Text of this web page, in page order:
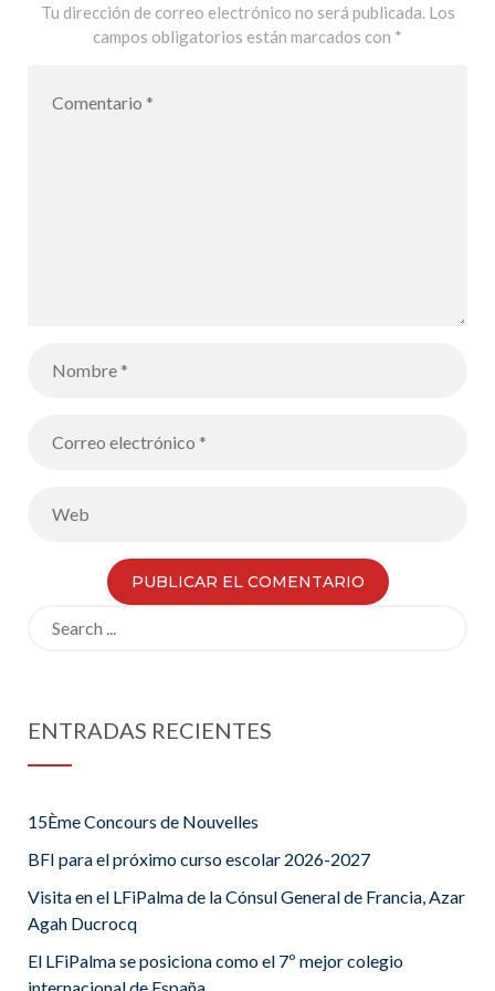
Tu dirección de correo electrónico no será publicada. Los
campos obligatorios están marcados con *
ENTRADAS RECIENTES
15Ème Concours de Nouvelles
BFI para el próximo curso escolar 2026-2027
Visita en el LFiPalma de la Cónsul General de Francia, Azar
Agah Ducrocq
El LFiPalma se posiciona como el 7º mejor colegio